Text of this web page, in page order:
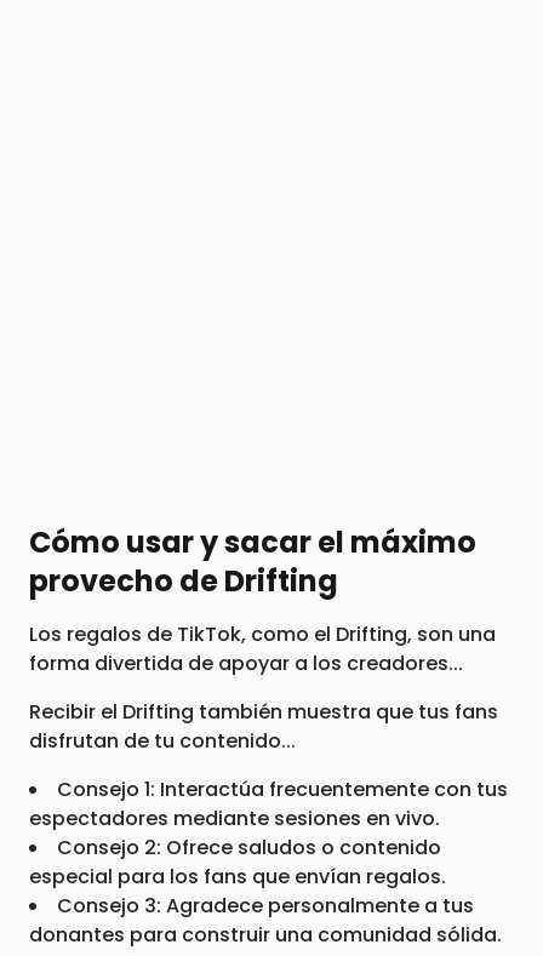
Cómo usar y sacar el máximo
provecho de Drifting
Los regalos de TikTok, como el Drifting, son una
forma divertida de apoyar a los creadores...
Recibir el Drifting también muestra que tus fans
disfrutan de tu contenido...
Consejo 1: Interactúa frecuentemente con tus
espectadores mediante sesiones en vivo.
Consejo 2: Ofrece saludos o contenido
especial para los fans que envían regalos.
Consejo 3: Agradece personalmente a tus
donantes para construir una comunidad sólida.